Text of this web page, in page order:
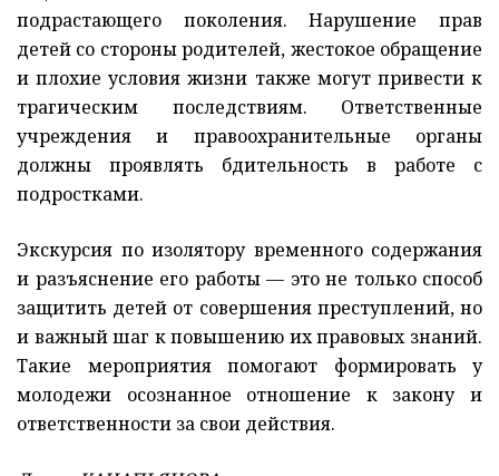
подрастающего поколения. Нарушение прав
детей со стороны родителей, жестокое обращение
и плохие условия жизни также могут привести к
трагическим последствиям. Ответственные
учреждения и правоохранительные органы
должны проявлять бдительность в работе с
подростками.
Экскурсия по изолятору временного содержания
и разъяснение его работы — это не только способ
защитить детей от совершения преступлений, но
и важный шаг к повышению их правовых знаний.
Такие мероприятия помогают формировать у
молодежи осознанное отношение к закону и
ответственности за свои действия.